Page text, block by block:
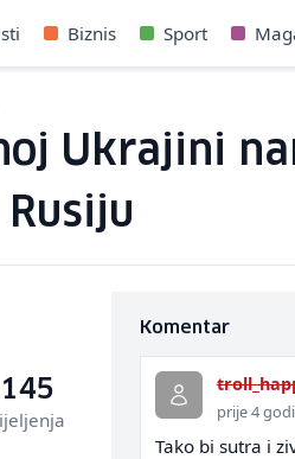
Biznis Sport
Ukrajini
145
Komentar
prije 4
Tako bi sutra i